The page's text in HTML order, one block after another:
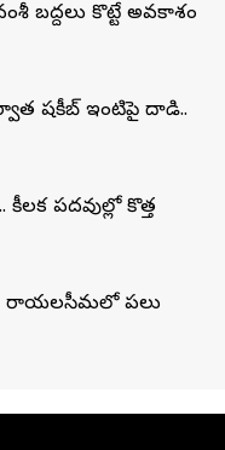
బద్దలు కొట్టే అవకాశం
షకీబ్‌ ఇంటిపై దాడి..
పదవుల్లో కొత్త
రాయలసీమలో పలు